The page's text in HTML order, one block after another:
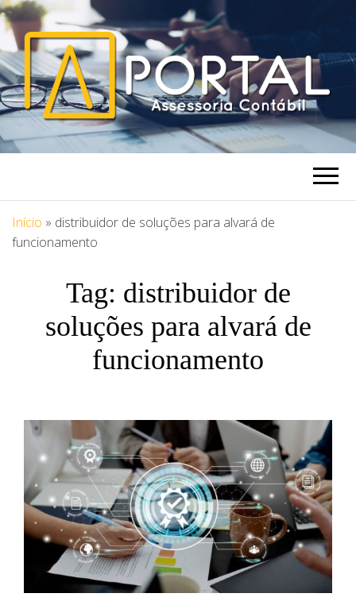
PORTAL
ASSESSORIA
Blog Portal Assessoria
Início » distribuidor de soluções para alvará de
funcionamento
Tag: distribuidor de
soluções para alvará de
funcionamento